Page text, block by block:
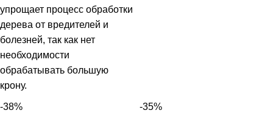
упрощает процесс обработки
дерева от вредителей и
болезней, так как нет
необходимости
обрабатывать большую
крону.
-38% -35%